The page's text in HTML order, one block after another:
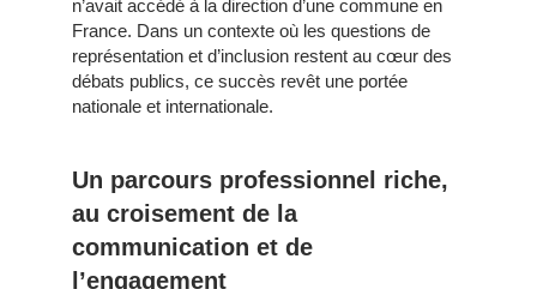
n’avait accédé à la direction d’une commune en
France. Dans un contexte où les questions de
représentation et d’inclusion restent au cœur des
débats publics, ce succès revêt une portée
nationale et internationale.
Un parcours professionnel riche,
au croisement de la
communication et de
l’engagement